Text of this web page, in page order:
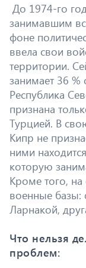
До 1974-го
занимавшим
фоне
ввела свои
территории.
занимает 36 %
Республика
признана
Турцией. В
Кипр не
ними
которую
Кроме того, на
военные базы:
Ларнакой,
Что нельзя
проблем: